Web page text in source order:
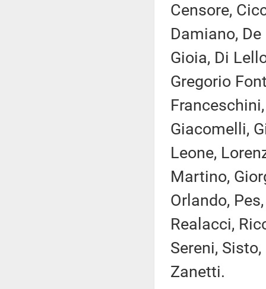
Censore,
Damiano,
Gioia, Di
Gregorio
Giacomelli,
Leone,
Martino,
Orlando,
Realacci,
Sereni,
Zanetti.